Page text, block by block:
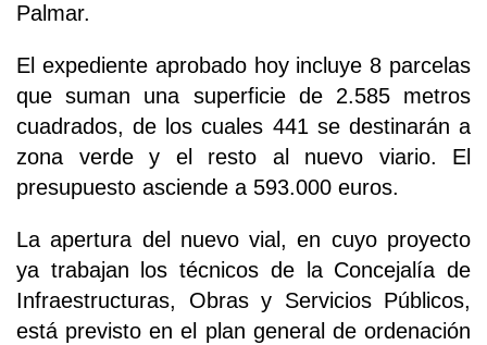
Palmar.
El expediente aprobado hoy incluye 8 parcelas
que suman una superficie de 2.585 metros
cuadrados, de los cuales 441 se destinarán a
zona verde y el resto al nuevo viario. El
presupuesto asciende a 593.000 euros.
La apertura del nuevo vial, en cuyo proyecto
ya trabajan los técnicos de la Concejalía de
Infraestructuras, Obras y Servicios Públicos,
está previsto en el plan general de ordenación